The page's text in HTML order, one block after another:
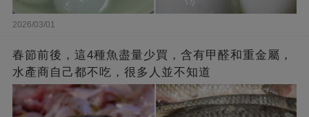
2026/03/01
春節前後，這4種魚盡量少買，含有甲醛和重金屬，
水產商自己都不吃，很多人並不知道